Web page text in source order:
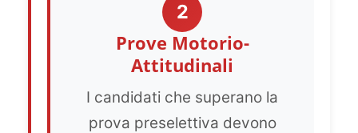
2
Prove Motorio-
Attitudinali
I candidati che superano la
prova preselettiva devono